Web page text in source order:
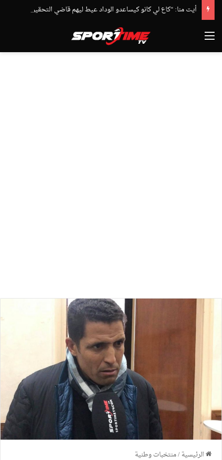
القائمة
الرئيسية/منتخبات وطنية